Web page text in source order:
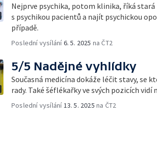
Nejprve psychika, potom klinika, říká stará
s psychikou pacientů a najít psychickou
případě.
Poslední vysílání6. 5. 2025 na ČT2
5/5 Nadějné vyhlídky
Současná medicína dokáže léčit stavy, se
rady. Také šéflékařky ve svých pozicích vidí
Poslední vysílání13. 5. 2025 na ČT2